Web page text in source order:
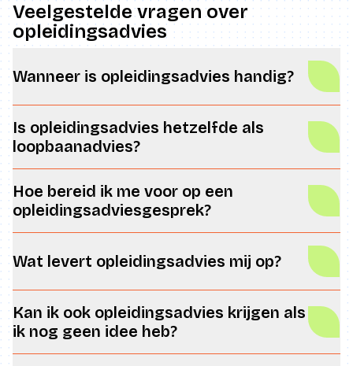
Veelgestelde vragen over
opleidingsadvies
Wanneer is opleidingsadvies handig?
Is opleidingsadvies hetzelfde als
loopbaanadvies?
Hoe bereid ik me voor op een
opleidingsadviesgesprek?
Wat levert opleidingsadvies mij op?
Kan ik ook opleidingsadvies krijgen als
ik nog geen idee heb?